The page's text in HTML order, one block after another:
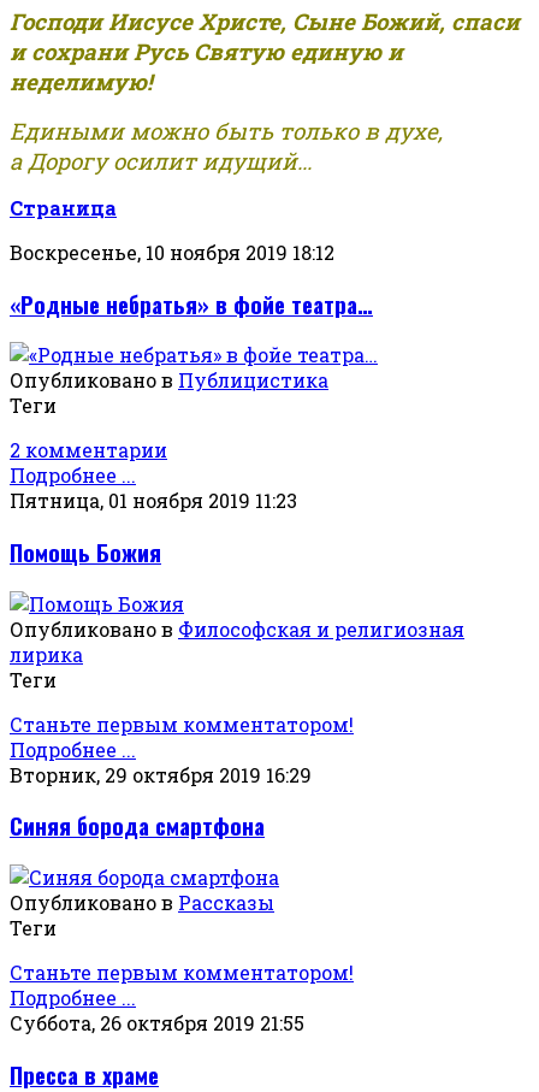
Господи Иисусе Христе, Сыне Божий, спаси
и сохрани Русь Святую единую и
неделимую!
Едиными можно быть только в духе,
а Дорогу осилит идущий...
Страница
Воскресенье, 10 ноября 2019 18:12
«Родные небратья» в фойе театра…
Опубликовано в Публицистика
Теги
2 комментарии
Подробнее ...
Пятница, 01 ноября 2019 11:23
Помощь Божия
Опубликовано в Философская и религиозная
лирика
Теги
Станьте первым комментатором!
Подробнее ...
Вторник, 29 октября 2019 16:29
Синяя борода смартфона
Опубликовано в Рассказы
Теги
Станьте первым комментатором!
Подробнее ...
Суббота, 26 октября 2019 21:55
Пресса в храме